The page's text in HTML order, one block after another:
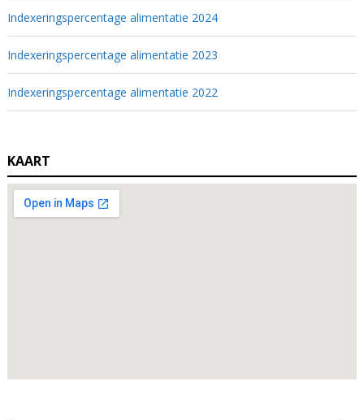
Indexeringspercentage alimentatie 2024
Indexeringspercentage alimentatie 2023
Indexeringspercentage alimentatie 2022
KAART